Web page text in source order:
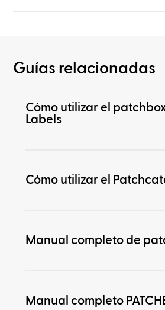
Guías relacionadas
Cómo utilizar el
Labels
Cómo utilizar el
Manual completo de
Manual completo